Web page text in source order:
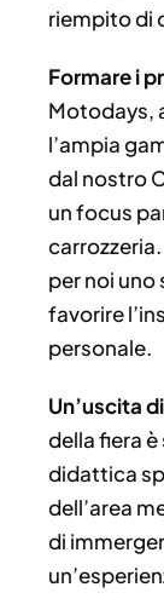
riempito di
Formare i
Motodays,
l’ampia
dal nostro
un focus
per noi
favorire
personale.
Un’uscita
della fiera
didattica
dell’area
di